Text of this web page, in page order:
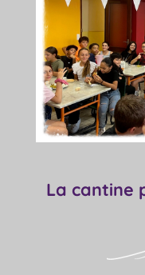
La cantine